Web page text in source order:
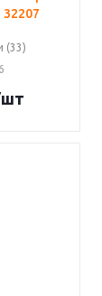
(33)